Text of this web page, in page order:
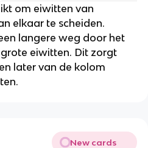
om eiwitten van
elkaar te scheiden.
langere weg door het
eiwitten. Dit zorgt
later van de kolom
New cards